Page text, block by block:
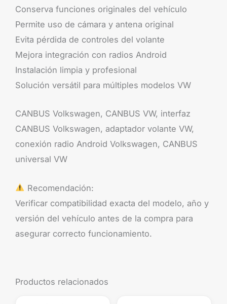
Conserva funciones originales del vehículo
Permite uso de cámara y antena original
Evita pérdida de controles del volante
Mejora integración con radios Android
Instalación limpia y profesional
Solución versátil para múltiples modelos VW
CANBUS Volkswagen, CANBUS VW, interfaz
CANBUS Volkswagen, adaptador volante VW,
conexión radio Android Volkswagen, CANBUS
universal VW
Recomendación:
Verificar compatibilidad exacta del modelo, año y
versión del vehículo antes de la compra para
asegurar correcto funcionamiento.
Productos relacionados